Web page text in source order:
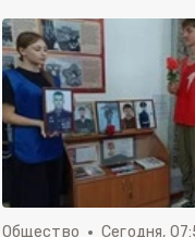
Общество Сегодня,